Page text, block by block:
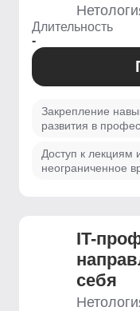
Длительность
-
Закрепление
развития в
Доступ к
неограниченное
IT-
себя